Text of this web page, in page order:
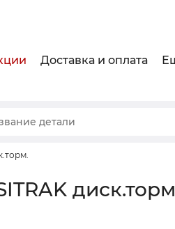
Доставка и оплата